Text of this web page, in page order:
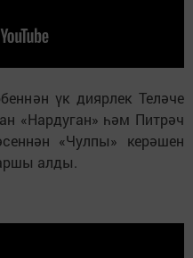
үк диярлек Теләче
«Нардуган» һәм Питрәч
«Чулпы» керәшен
алды.